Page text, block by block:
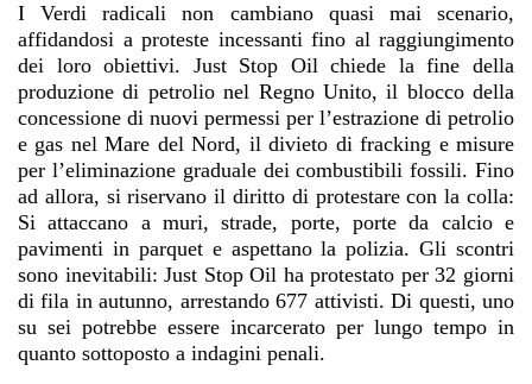
I Verdi radicali non cambiano quasi mai scenario,
affidandosi a proteste incessanti fino al raggiungimento
dei loro obiettivi. Just Stop Oil chiede la fine della
produzione di petrolio nel Regno Unito, il blocco della
concessione di nuovi permessi per l’estrazione di petrolio
e gas nel Mare del Nord, il divieto di fracking e misure
per l’eliminazione graduale dei combustibili fossili. Fino
ad allora, si riservano il diritto di protestare con la colla:
Si attaccano a muri, strade, porte, porte da calcio e
pavimenti in parquet e aspettano la polizia. Gli scontri
sono inevitabili: Just Stop Oil ha protestato per 32 giorni
di fila in autunno, arrestando 677 attivisti. Di questi, uno
su sei potrebbe essere incarcerato per lungo tempo in
quanto sottoposto a indagini penali.